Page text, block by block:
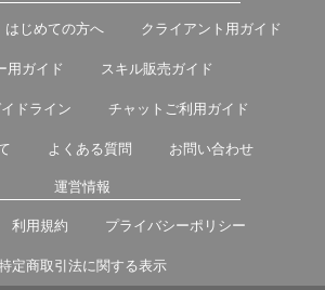
はじめての方へ クライアント用ガイド
用ガイド スキル販売ガイド
ドライン チャットご利用ガイド
よくある質問 お問い合わせ
運営情報
利用規約 プライバシーポリシー
定商取引法に関する表示